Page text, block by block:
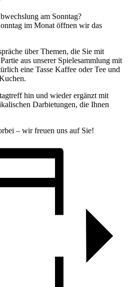
am Sonntag?
im Monat öffnen wir das
über Themen, die Sie mit
aus unserer Spielesammlung mit
eine Tasse Kaffee oder Tee und
hin und wieder ergänzt mit
Darbietungen, die Ihnen
– wir freuen uns auf Sie!